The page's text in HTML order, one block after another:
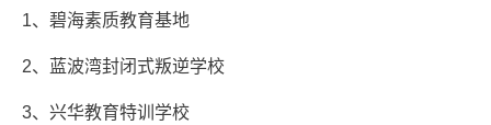
1、碧海素质教育基地
2、蓝波湾封闭式叛逆学校
3、兴华教育特训学校